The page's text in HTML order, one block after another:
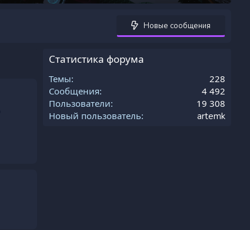
Новые сообщения
Статистика форума
Темы
228
Сообщения
4 492
Пользователи
19 308
Новый пользователь
artemk